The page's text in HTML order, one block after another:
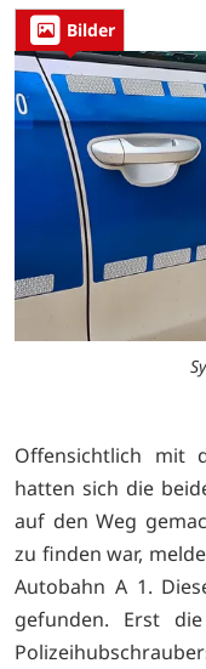
Bilder
Offensichtlich mit
hatten sich die
auf den Weg
zu finden war,
Autobahn A 1.
gefunden. Erst